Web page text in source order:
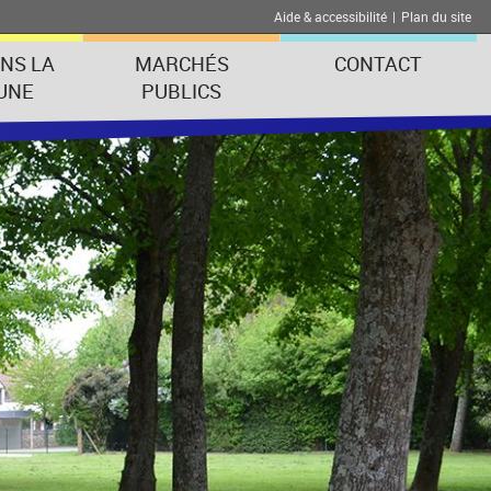
Aide & accessibilité | Plan du site
LA
MARCHÉS
PUBLICS
CONTACT